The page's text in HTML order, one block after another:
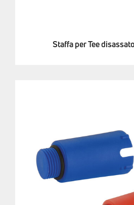
Staffa per Tee